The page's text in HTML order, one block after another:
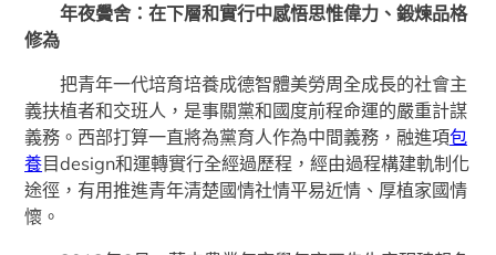
年夜黌舍：在下層和實行中感悟思惟偉力、鍛煉品格
修為
把青年一代培育培養成德智體美勞周全成長的社會主
義扶植者和交班人，是事關黨和國度前程命運的嚴重計謀
義務。西部打算一直將為黨育人作為中間義務，融進項包
養目design和運轉實行全經過歷程，經由過程構建軌制化
途徑，有用推進青年清楚國情社情平易近情、厚植家國情
懷。